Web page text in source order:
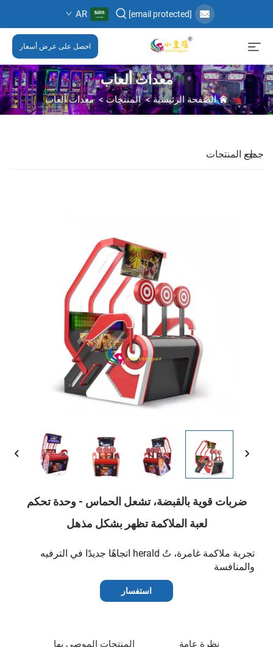
[email protected]
AR
احصل على عرض أسعار
معدات ألعاب
الصفحة الرئيسية>المنتجات >معدات ألعاب
جميع المنتجات
ضربات قوية بالقبضة، تشعل الحماس - وحدة تحكم
لعبة الملاكمة تظهر بشكل مذهل
تجربة ملاكمة غامرة، تُ herald اتجاهًا جديدًا في الترفيه
والمنافسة
استفسار
نظرة عامة المنتجات الموصى بها